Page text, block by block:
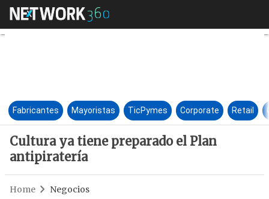
Cultura ya tiene preparado
Fabricantes Mayoristas TicPymes Corporate Retail
Cultura ya tiene preparado el Plan
antipiratería
Home Negocios